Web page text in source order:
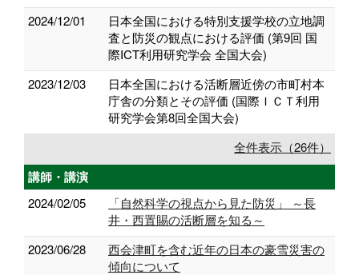
2024/12/01
日本全国における特別支援学校の立地調
査と防災の観点における評価 (第9回 国
際ICT利用研究学会 全国大会)
2023/12/03
日本全国における活断層近傍の市町村本
庁舎の分類とその評価 (国際ＩＣＴ利用
研究学会第8回全国大会)
全件表示（26件）
講師・講演
2024/02/05
「自然科学の視点から見た防災」 ～長
井・西置賜の活断層を知る～
2023/06/28
西会津町を含む近年の日本の豪雪災害の
傾向について